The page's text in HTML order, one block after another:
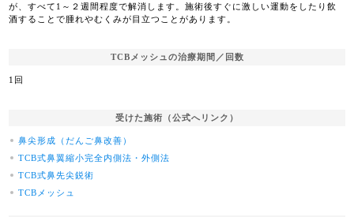
が、すべて1～２週間程度で解消します。施術後すぐに激しい運動をしたり飲
酒することで腫れやむくみが目立つことがあります。
TCBメッシュの治療期間／回数
1回
受けた施術（公式へリンク）
鼻尖形成（だんご鼻改善）
TCB式鼻翼縮小完全内側法・外側法
TCB式鼻先尖鋭術
TCBメッシュ